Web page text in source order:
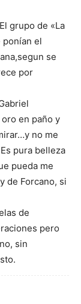
grupo de «La
ponían el
se
por
en paño y
no me
pura belleza
pueda me
de Forcano, si
de
pero
sin